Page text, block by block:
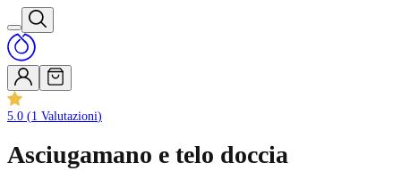
5.0 (1 Valutazioni)
Asciugamano e telo doccia